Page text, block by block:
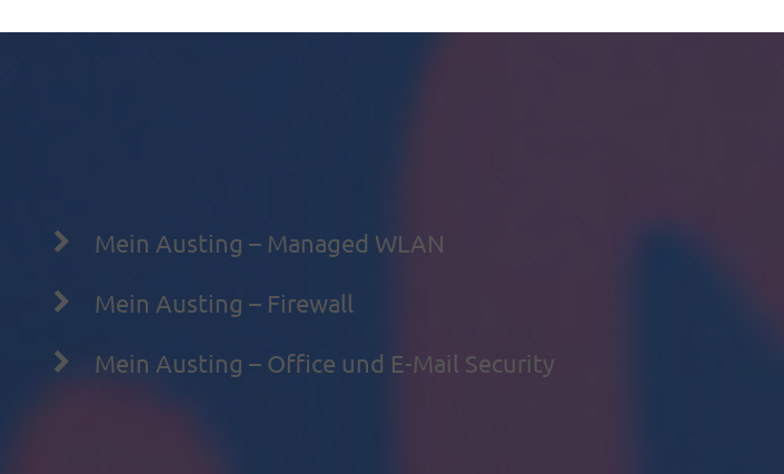
Mein Austing – Managed WLAN
Mein Austing – Firewall
Mein Austing – Office und E-Mail Security